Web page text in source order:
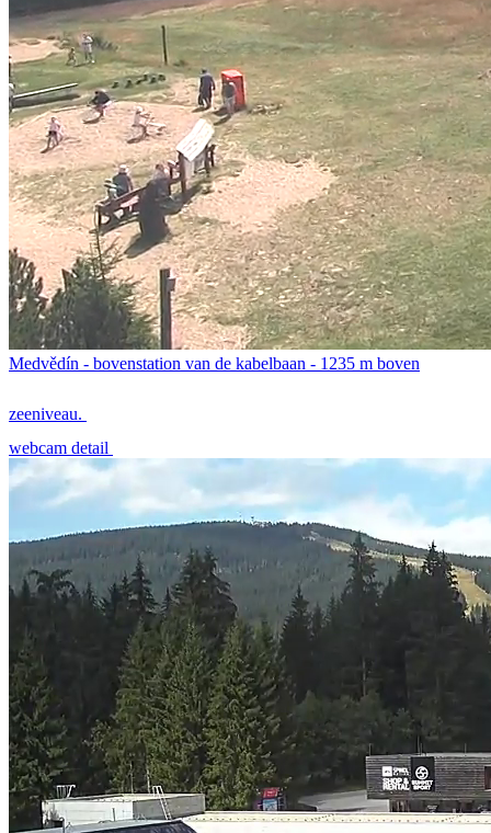
Medvědín - bovenstation van de kabelbaan - 1235 m boven
zeeniveau.
webcam detail